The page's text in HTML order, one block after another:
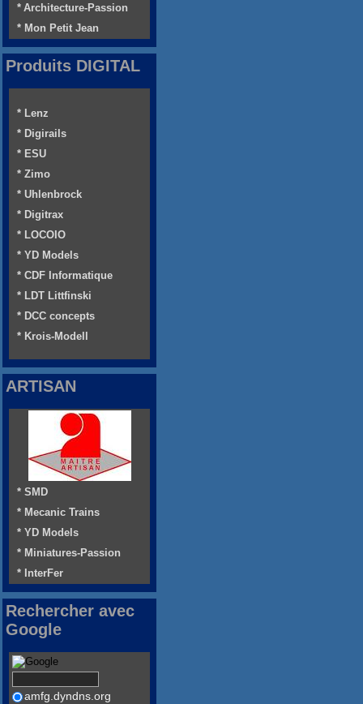
* Architecture-Passion
* Mon Petit Jean
Produits DIGITAL
* Lenz
* Digirails
* ESU
* Zimo
* Uhlenbrock
* Digitrax
* LOCOIO
* YD Models
* CDF Informatique
* LDT Littfinski
* DCC concepts
* Krois-Modell
ARTISAN
* SMD
* Mecanic Trains
* YD Models
* Miniatures-Passion
* InterFer
Rechercher avec
Google
amfg.dyndns.org